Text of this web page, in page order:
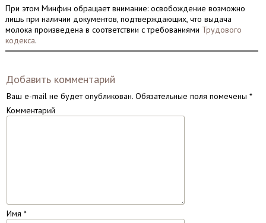
При этом Минфин обращает внимание: освобождение возможно
лишь при наличии документов, подтверждающих, что выдача
молока произведена в соответствии с требованиями Трудового
кодекса.
Добавить комментарий
Ваш e-mail не будет опубликован.Обязательные поля помечены *
Комментарий
Имя *